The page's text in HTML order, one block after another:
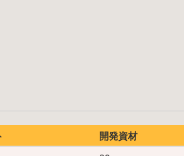
開発資材